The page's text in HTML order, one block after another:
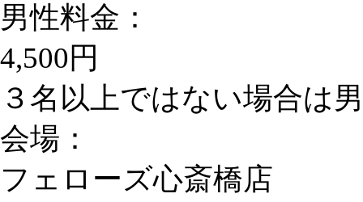
男性料金：
4,500円
３名以上ではない場合は
会場：
フェローズ心斎橋店